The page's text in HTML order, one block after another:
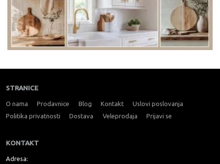
STRANICE
O nama Prodavnice Blog Kontakt
Uslovi poslovanja
Politika privatnosti
Dostava Veleprodaja Prijavi se
KONTAKT
Adresa: